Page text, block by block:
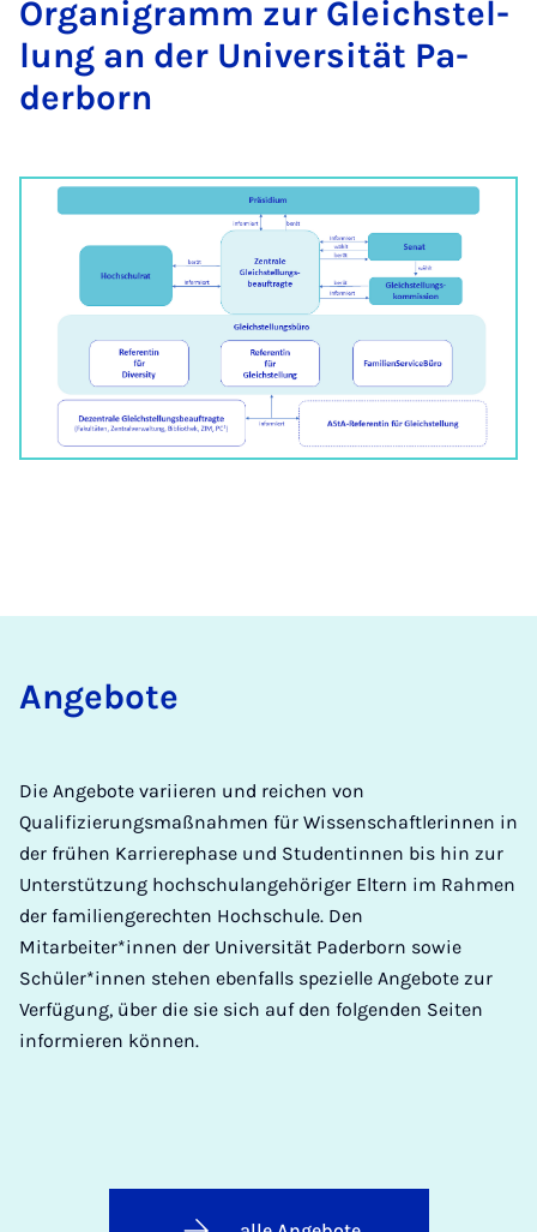
Or­ga­ni­gramm zur Gleich­stel­
lung an der Uni­ver­si­tät Pa­
der­born
An­ge­bo­te
Die Angebote variieren und reichen von
Qualifizierungsmaßnahmen für Wissenschaftlerinnen in
der frühen Karrierephase und Studentinnen bis hin zur
Unterstützung hochschulangehöriger Eltern im Rahmen
der familiengerechten Hochschule. Den
Mitarbeiter*innen der Universität Paderborn sowie
Schüler*innen stehen ebenfalls spezielle Angebote zur
Verfügung, über die sie sich auf den folgenden Seiten
informieren können.